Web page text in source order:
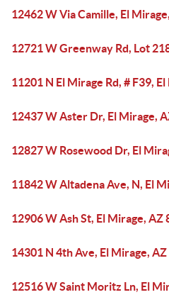
12462 W Via Camille, El
12721 W Greenway Rd, Lot
11201 N El Mirage Rd, # F39,
12437 W Aster Dr, El Mirage,
12827 W Rosewood Dr, El
11842 W Altadena Ave, N, El
12906 W Ash St, El Mirage, AZ
14301 N 4th Ave, El Mirage,
12516 W Saint Moritz Ln, El